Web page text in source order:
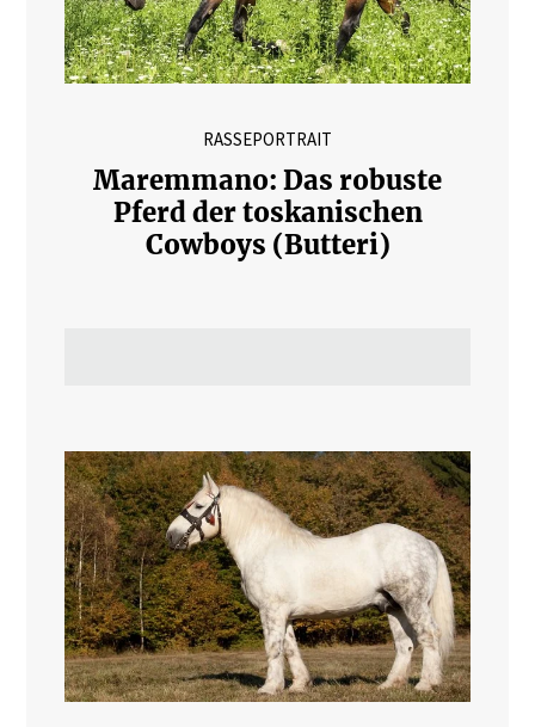
RASSEPORTRAIT
Maremmano: Das robuste
Pferd der toskanischen
Cowboys (Butteri)